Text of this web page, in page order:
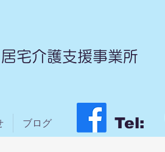
介護支援事業所
ブログ Tel: